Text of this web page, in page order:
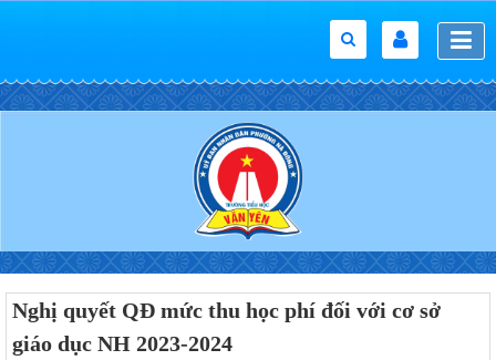
Nghị quyết QĐ mức thu học phí đối với cơ sở
giáo dục NH 2023-2024